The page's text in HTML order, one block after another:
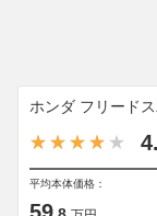
ホンダ フリード
平均本体価格：